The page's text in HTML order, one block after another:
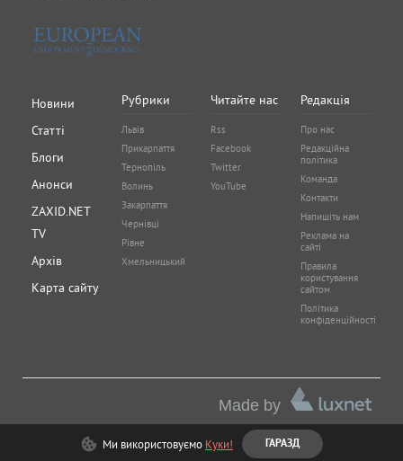
Новини
Статті
Блоги
Анонси
ZAXID.NET
TV
Архів
Карта сайту
Рубрики
Львів
Прикарпаття
Тернопіль
Волинь
Закарпаття
Чернівці
Рівне
Хмельницький
Читайте нас
Rss
Facebook
Twitter
YouTube
Редакція
Про нас
Редакційна
політика
Команда
Контакти
Напишіть нам
Реклама на
сайті
Правила
користування
сайтом
Політика
конфіденційності
Made by
Ми використовуємо Куки! ГАРАЗД